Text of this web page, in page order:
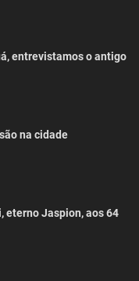
entrevistamos o antigo
na cidade
eterno Jaspion, aos 64